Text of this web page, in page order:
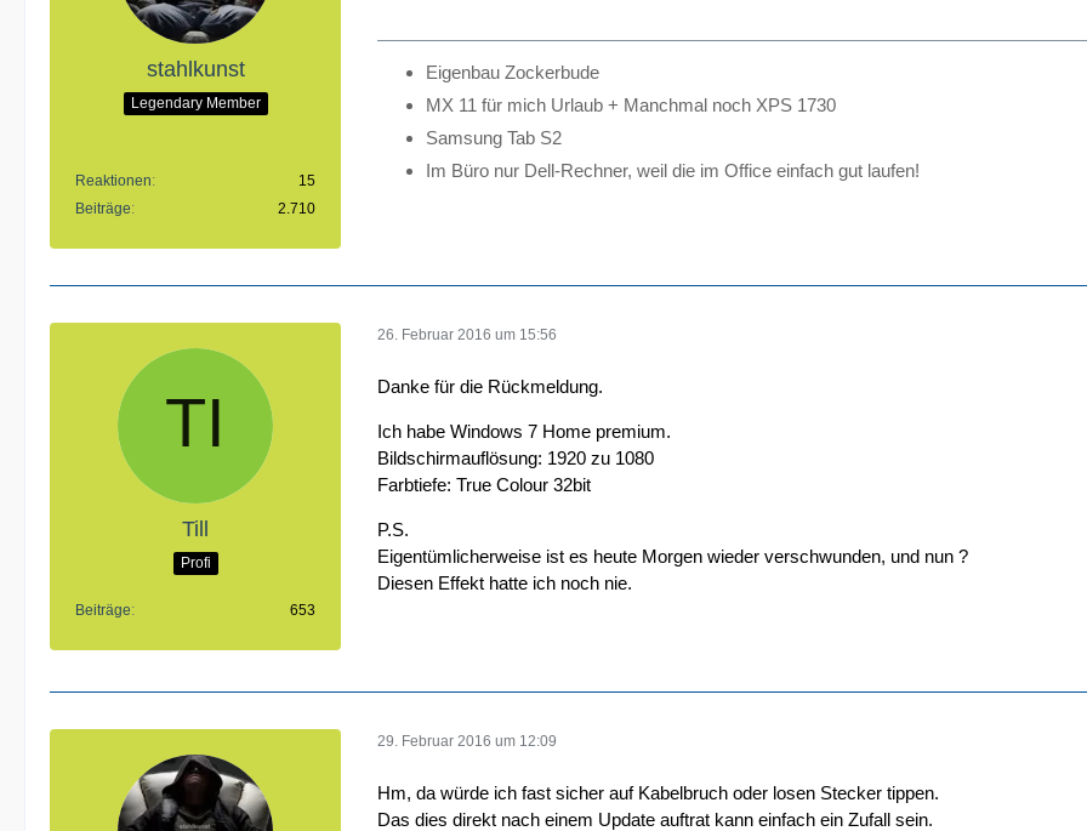
stahlkunst
Legendary Member
Reaktionen
15
Beiträge
2.710
Eigenbau Zockerbude
MX 11 für mich Urlaub + Manchmal noch XPS 1730
Samsung Tab S2
Im Büro nur Dell-Rechner, weil die im Office einfach gut laufen!
Till
Profi
Beiträge 653
26. Februar 2016 um 15:56
Danke für die Rückmeldung.
Ich habe Windows 7 Home premium.
Bildschirmauflösung: 1920 zu 1080
Farbtiefe: True Colour 32bit
P.S.
Eigentümlicherweise ist es heute Morgen wieder verschwunden, und nun ?
Diesen Effekt hatte ich noch nie.
29. Februar 2016 um 12:09
Hm, da würde ich fast sicher auf Kabelbruch oder losen Stecker tippen.
Das dies direkt nach einem Update auftrat kann einfach ein Zufall sein.